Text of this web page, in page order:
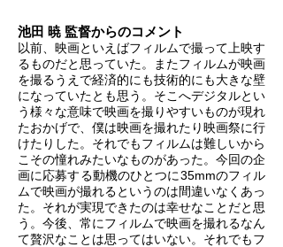
池田 暁 監督からのコメント
以前、映画といえばフィルムで撮って上映す
るものだと思っていた。またフィルムが映画
を撮るうえで経済的にも技術的にも大きな壁
になっていたとも思う。そこへデジタルとい
う様々な意味で映画を撮りやすいものが現れ
たおかげで、僕は映画を撮れたり映画祭に行
けたりした。それでもフィルムは難しいから
こその憧れみたいなものがあった。今回の企
画に応募する動機のひとつに35mmのフィル
ムで映画が撮れるというのは間違いなくあっ
た。それが実現できたのは幸せなことだと思
う。今後、常にフィルムで映画を撮れるなん
て贅沢なことは思ってはいない。それでもフ